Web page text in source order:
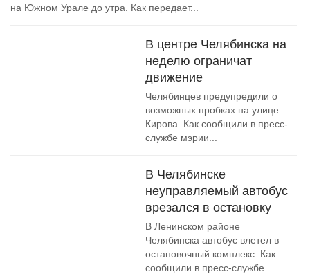
на Южном Урале до утра. Как передает...
В центре Челябинска на
неделю ограничат
движение
Челябинцев предупредили о
возможных пробках на улице
Кирова. Как сообщили в пресс-
службе мэрии...
В Челябинске
неуправляемый автобус
врезался в остановку
В Ленинском районе
Челябинска автобус влетел в
остановочный комплекс. Как
сообщили в пресс-службе...